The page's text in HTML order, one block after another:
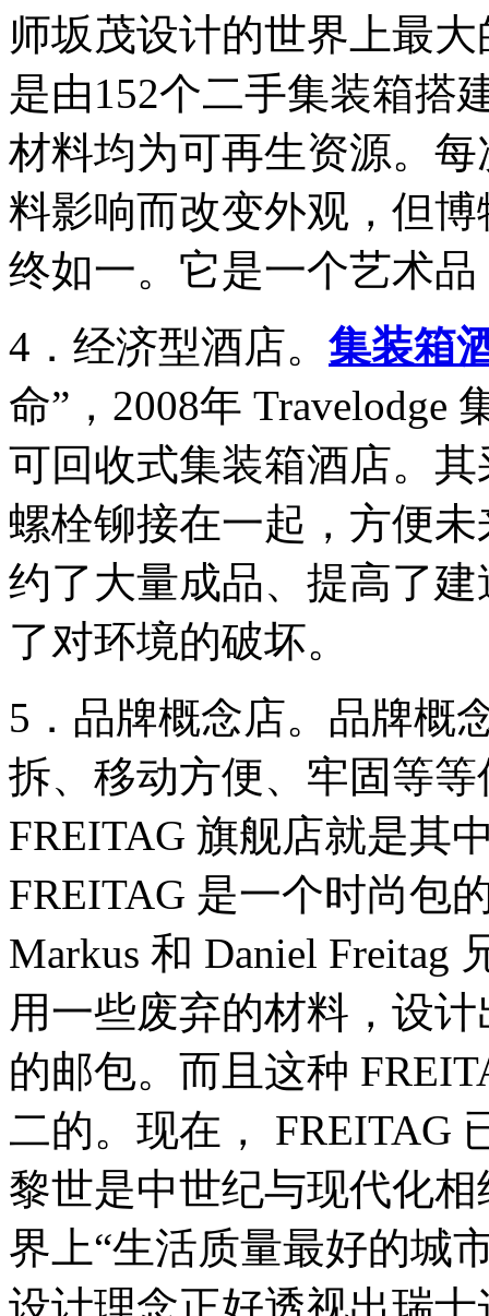
师坂茂设计的世界上最
是由152个二手集装箱搭
材料均为可再生资源。
料影响而改变外观，但
终如一。它是一个艺术
4．经济型酒店。 集装箱
命”，2008年 Travelodge
可回收式集装箱酒店。
螺栓铆接在一起，方便
约了大量成品、提高了
了对环境的破坏。
5．品牌概念店。品牌概
拆、移动方便、牢固等
FREITAG 旗舰店就是其
FREITAG 是一个时尚包
Markus 和 Daniel Freitag
用一些废弃的材料，设
的邮包。而且这种
二的。现在， FREITAG
黎世是中世纪与现代化
界上“生活质量最好的城
设计理念正好透视出瑞